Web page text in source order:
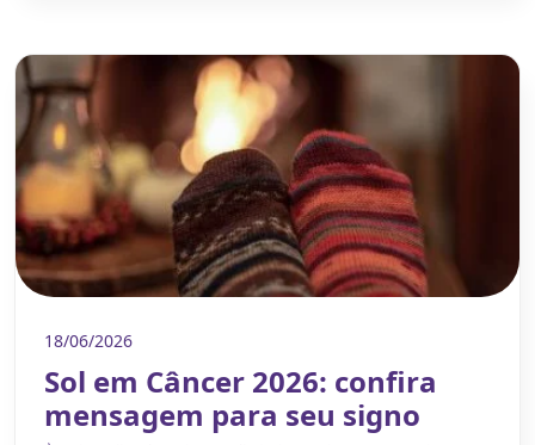
18/06/2026
Sol em Câncer 2026: confira
mensagem para seu signo